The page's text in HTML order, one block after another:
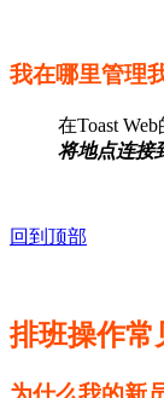
我在哪里管理
在Toast Web
将地点连接
回到顶部
排班操作常